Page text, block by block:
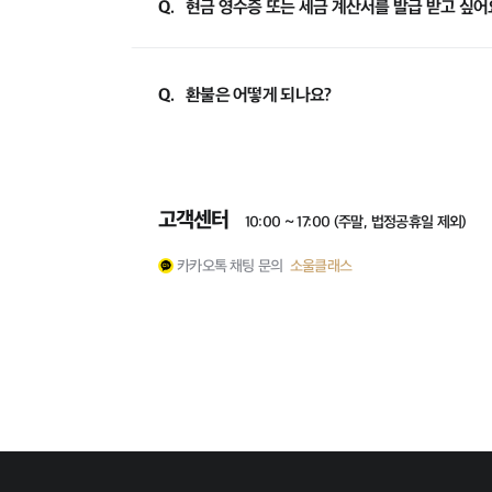
Q. 현금 영수증 또는 세금 계산서를 발급 받고 싶어
Q. 환불은 어떻게 되나요?
고객센터 10:00 ~ 17:00 (주말, 법정공휴일 제외)
카카오톡 채팅 문의 소울클래스